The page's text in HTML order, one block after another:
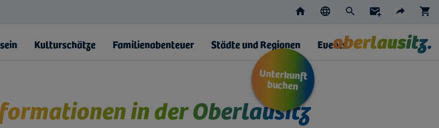
Home
Sprache wählen
Suche
Newsletter
Teilen
Kulturschätze Familienabenteuer Städte und Regionen Events
Unterkunft
buchen
in der Oberlausitz